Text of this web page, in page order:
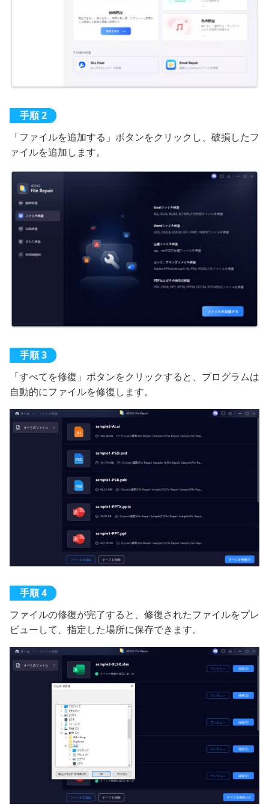
「ファイルを追加する」ボタンをクリックし、破損したフ
ァイルを追加します。
「すべてを修復」ボタンをクリックすると、プログラムは
自動的にファイルを修復します。
ファイルの修復が完了すると、修復されたファイルをプレ
ビューして、指定した場所に保存できます。